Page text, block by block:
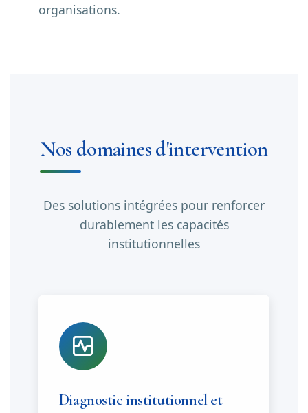
organisations.
Nos domaines d'intervention
Des solutions intégrées pour renforcer
durablement les capacités
institutionnelles
Diagnostic institutionnel et